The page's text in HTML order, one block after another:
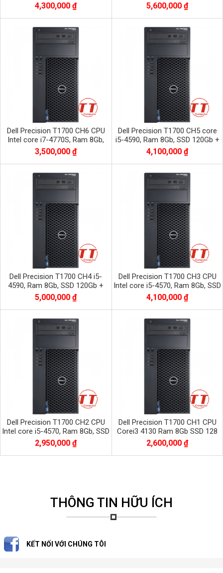
SSD 120Gb + HDD 500Gb, VGA
QUADRO K600
4,300,000 ₫
120Gb + HDD 500Gb, VGA 1050Ti
4GR5
5,600,000 ₫
Dell Precision T1700 CH6 CPU
Intel core i7-4770S, Ram 8Gb,
SSD 240 Gb
3,500,000 ₫
Dell Precision T1700 CH5 core
i5-4590, Ram 8Gb, SSD 120Gb +
HDD 500Gb, VGA QuadroK620
4,100,000 ₫
Dell Precision T1700 CH4 i5-
4590, Ram 8Gb, SSD 120Gb +
HDD 500Gb, VGAGTX 1050Ti
5,000,000 ₫
Dell Precision T1700 CH3 CPU
Intel core i5-4570, Ram 8Gb, SSD
120Gb + HDD 500Gb
4,100,000 ₫
Dell Precision T1700 CH2 CPU
Intel core i5-4570, Ram 8Gb, SSD
120Gb + HDD 500Gb
2,950,000 ₫
Dell Precision T1700 CH1 CPU
Corei3 4130 Ram 8Gb SSD 128
Gb
2,600,000 ₫
THÔNG TIN HỮU ÍCH
KẾT NỐI VỚI CHÚNG TÔI